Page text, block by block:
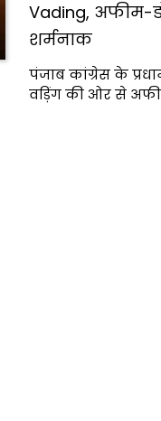
Vading, अफीम-
शर्मनाक
पंजाब कांग्रेस के
वड़िंग की ओर से